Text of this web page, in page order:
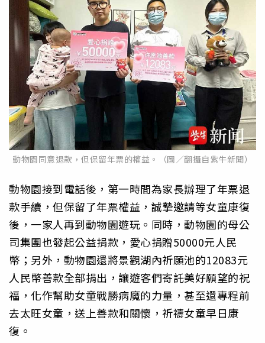
動物園同意退款，但保留年票的權益。（圖／翻攝自紫牛新聞）
動物園接到電話後，第一時間為家長辦理了年票退
款手續，但保留了年票權益，誠摯邀請等女童康復
後，一家人再到動物園遊玩。同時，動物園的母公
司集團也發起公益捐款，愛心捐贈50000元人民
幣；另外，動物園還將景觀湖內祈願池的12083元
人民幣善款全部捐出，讓遊客們寄託美好願望的祝
福，化作幫助女童戰勝病魔的力量，甚至還專程前
去太旺女童，送上善款和關懷，祈禱女童早日康
復。